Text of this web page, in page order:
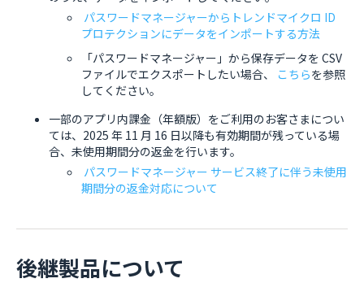
パスワードマネージャーからトレンドマイクロ ID
プロテクションにデータをインポートする方法
「パスワードマネージャー」から保存データを CSV
ファイルでエクスポートしたい場合、
こちらを参照
してください。
一部のアプリ内課金（年額版）をご利用のお客さまについ
ては、2025 年 11 月 16 日以降も有効期間が残っている場
合、未使用期間分の返金を行います。
パスワードマネージャー サービス終了に伴う未使用
期間分の返金対応について
後継製品について